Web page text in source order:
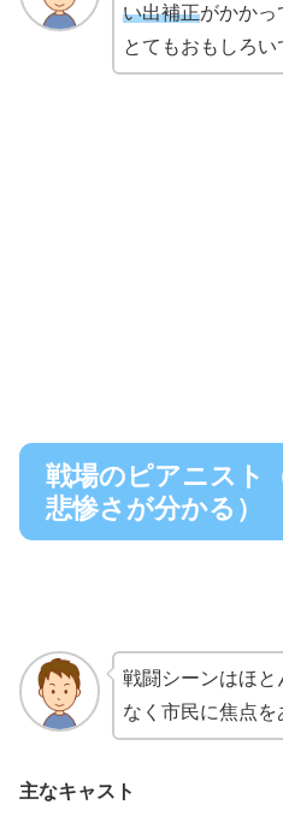
い出補正がかかっ
とてもおもしろい
戦場のピアニスト
悲惨さが分かる）
戦闘シーンはほ
なく市民に焦点を
主なキャスト